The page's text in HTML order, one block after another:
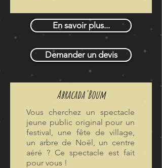
En savoir plus...
Demander un devis
Abracada'Boum
Vous cherchez un spectacle
jeune public original pour un
festival, une fête de village,
un arbre de Noël, un centre
aéré ? Ce spectacle est fait
pour vous !